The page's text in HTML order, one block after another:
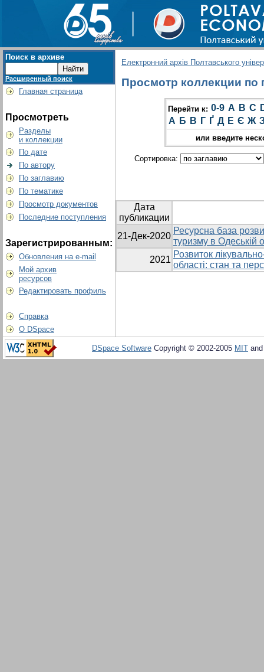
Поиск в архиве
Расширенный поиск
Главная страница
Просмотреть
Разделы
и коллекции
По дате
По автору
По заглавию
По тематике
Просмотр документов
Последние поступления
Зарегистрированным:
Обновления на e-mail
Мой архив
ресурсов
Редактировать профиль
Справка
О DSpace
Електронний архів Полтавського
Просмотр коллекции по
Перейти к: 0-9 A B C
А Б В Г Ґ Д Е Є Ж
или введите
Сортировка:
Дата
публикации
21-Дек-2020
Ресурсна база
туризму в Одеській
2021
Розвиток
області: стан та
DSpace Software Copyright © 2002-2005 MIT